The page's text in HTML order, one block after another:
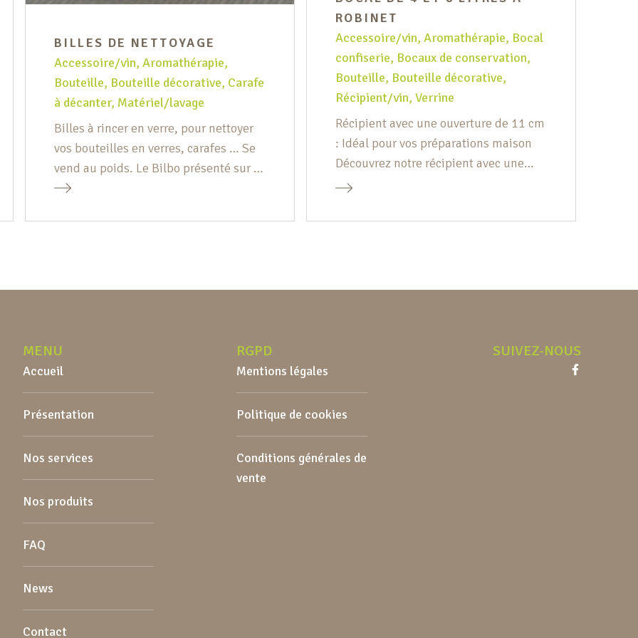
BILLES DE NETTOYAGE
Accessoire/vin, Aromathérapie,
Bouteille, Bouteille décorative, Carafe
à décanter, Matériel/lavage
Billes à rincer en verre, pour nettoyer
vos bouteilles en verres, carafes … Se
vend au poids. Le Bilbo présenté sur la
photo n’est plus de stock.
ROBINET
Accessoire/vin, Aromathérapie, Bocal
confiserie, Bocaux de conservation,
Bouteille, Bouteille décorative,
Récipient/vin, Verrine
Récipient avec une ouverture de 11 cm
: Idéal pour vos préparations maison
Découvrez notre récipient avec une
ouverture de 11 cm, conçu pour
Grâce à sa large ouverture, vous
MENU
Accueil
Présentation
Nos services
Nos produits
FAQ
News
Contact
RGPD
Mentions légales
Politique de cookies
Conditions générales de
vente
SUIVEZ-NOUS
Facebook